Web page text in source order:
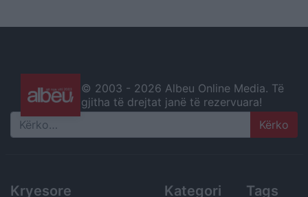
© 2003 - 2026 Albeu Online Media. Të
gjitha të drejtat janë të rezervuara!
Search
Kryesore Kategori Tags